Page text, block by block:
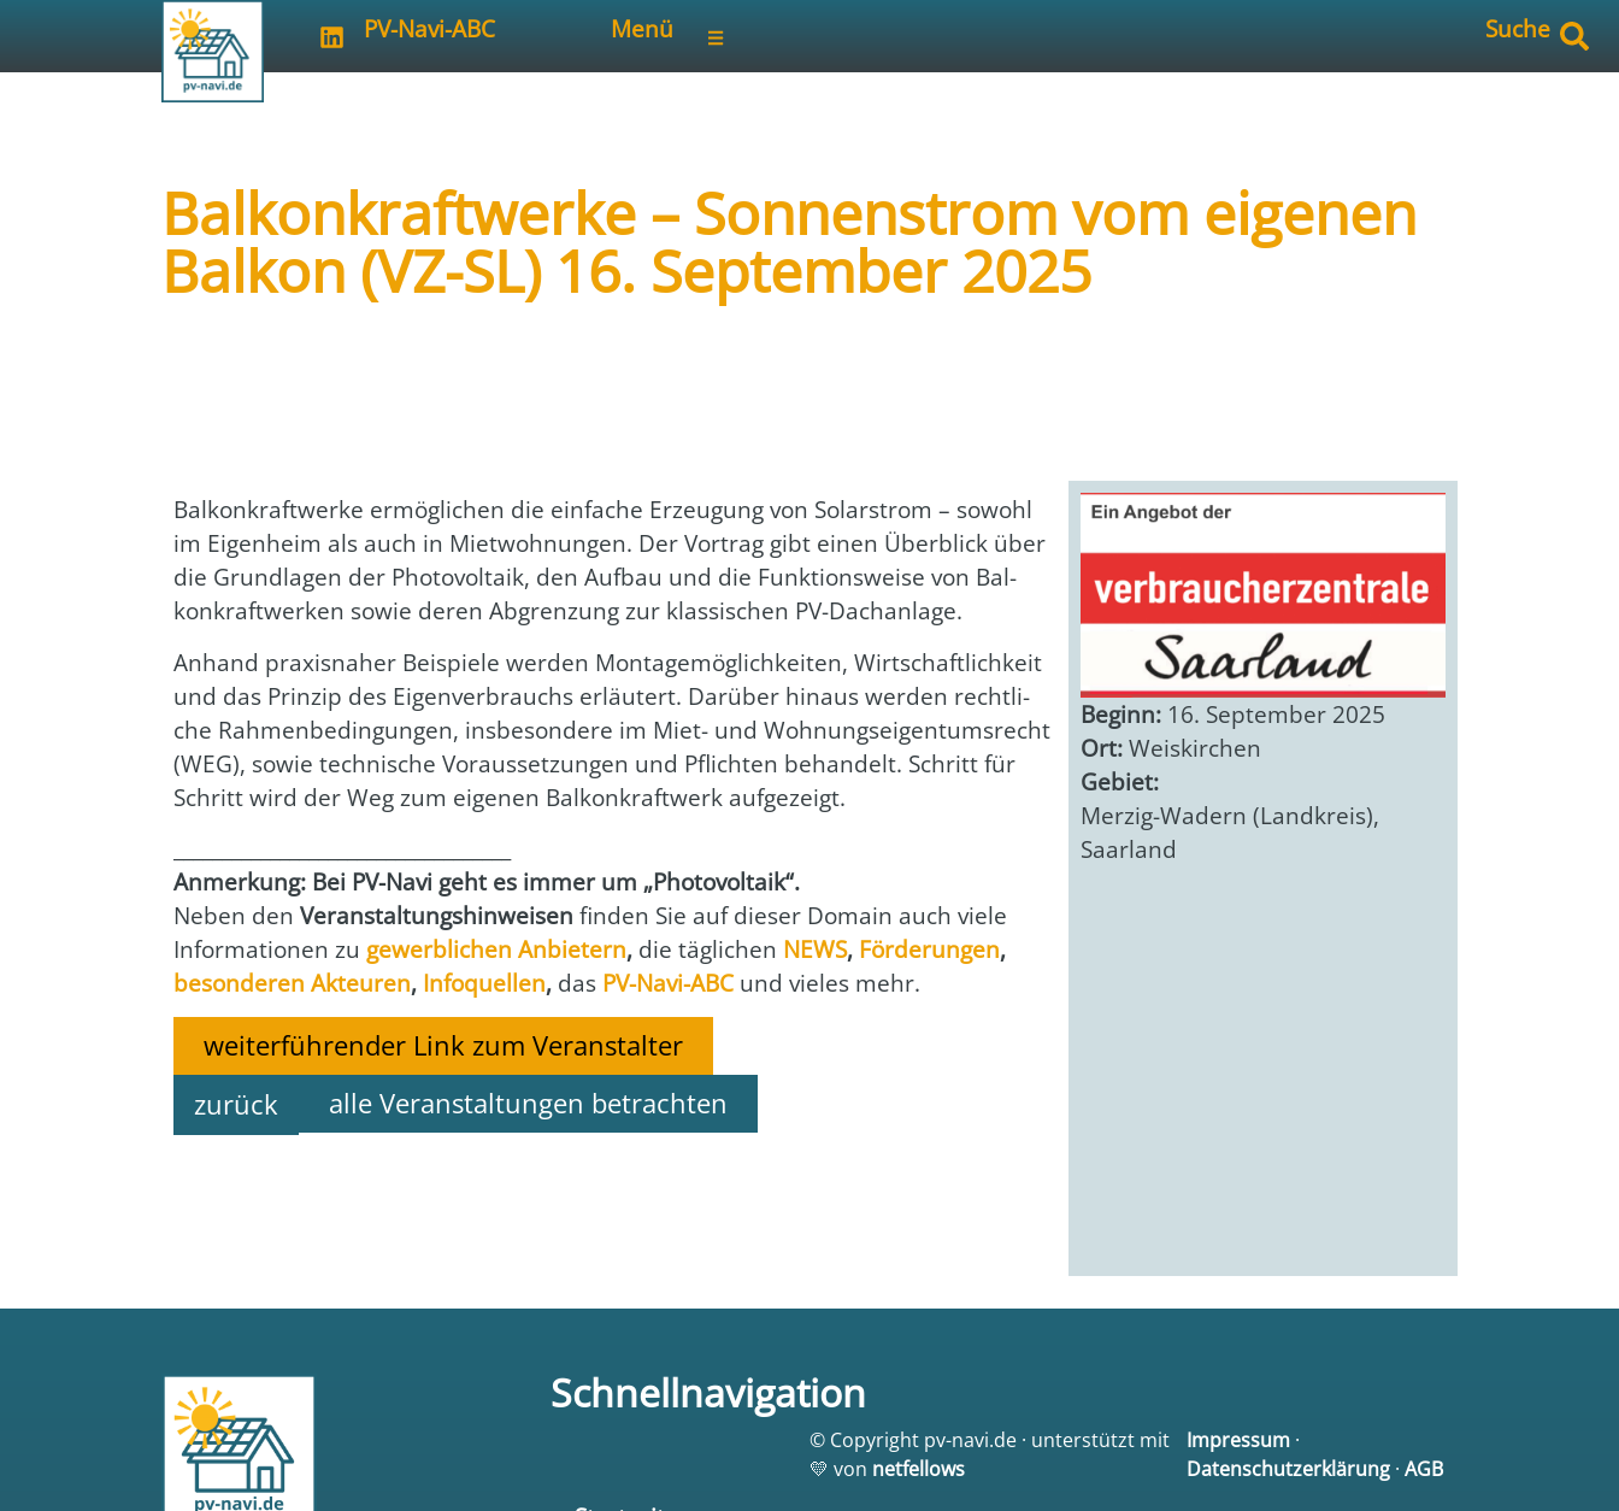
PV-Navi-ABC Menü Suche
Balkonkraftwerke – Sonnenstrom vom eigenen
Balkon (VZ-SL) 16. September 2025
Bal­kon­kraft­wer­ke ermög­li­chen die ein­fa­che Erzeu­gung von Solar­strom– sowohl
im Eigen­heim als auch in Miet­woh­nun­gen. Der Vor­trag gibt einen Über­blick über
die Grund­la­gen der Pho­to­vol­ta­ik, den Auf­bau und die Funk­ti­ons­wei­se von Bal­
kon­kraft­wer­ken sowie deren Abgren­zung zur klas­si­schen PV-Dach­an­la­ge.
Anhand pra­xis­na­her Bei­spie­le wer­den Mon­ta­ge­mög­lich­kei­ten, Wirt­schaft­lich­keit
und das Prin­zip des Eigen­ver­brauchs erläu­tert. Dar­über hin­aus wer­den recht­li­
che Rah­men­be­din­gun­gen, ins­be­son­de­re im Miet- und Woh­nungs­ei­gen­tums­recht
(WEG), sowie tech­ni­sche Vor­aus­set­zun­gen und Pflich­ten behan­delt. Schritt für
Schritt wird der Weg zum eige­nen Bal­kon­kraft­werk auf­ge­zeigt.
Anmer­kung: Bei PV-Navi geht es immer um „Pho­to­vol­ta­ik“.
Neben denVer­an­stal­tungs­hin­wei­sen fin­den Sie auf die­ser Domain auch vie­le
Infor­ma­tio­nen zu gewerb­li­chen Anbie­tern, die täg­li­chen NEWS, För­de­run­gen,
beson­de­ren Akteu­ren, Info­quel­len, das PV-Navi-ABCund vie­les mehr.
weiterführender Link zum Veranstalter
zurück
alle Veranstaltungen betrachten
Beginn: 16. September 2025
Ort:Weiskirchen
Gebiet:
Merzig-Wadern (Landkreis),
Saarland
Schnellnavigation
© Copyright pv-navi.de · unterstützt mit
💛 von netfellows
Impressum·
Datenschutzerklärung· AGB